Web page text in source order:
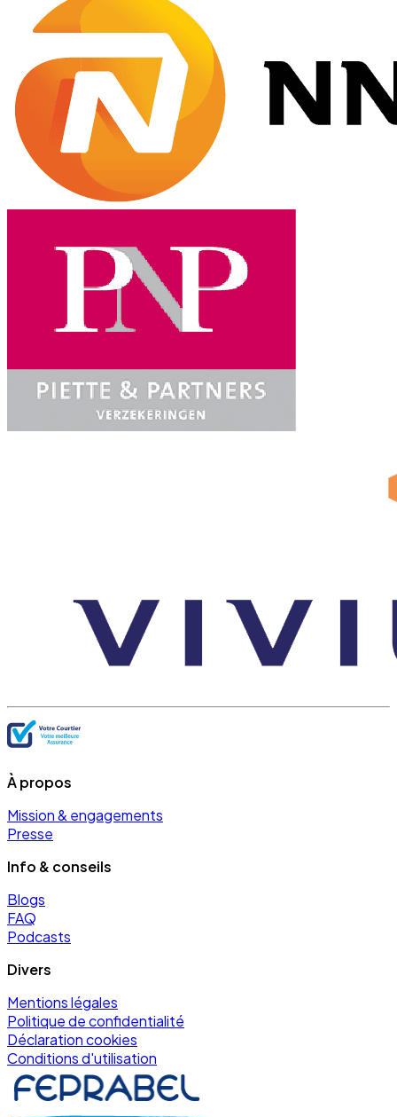
À propos
Mission & engagements
Presse
Info & conseils
Blogs
FAQ
Podcasts
Divers
Mentions légales
Politique de confidentialité
Déclaration cookies
Conditions d'utilisation